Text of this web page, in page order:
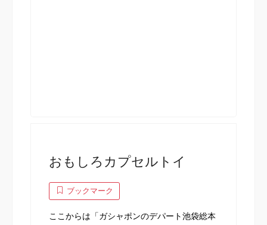
おもしろカプセルトイ
ブックマーク
ここからは「ガシャポンのデパート池袋総本